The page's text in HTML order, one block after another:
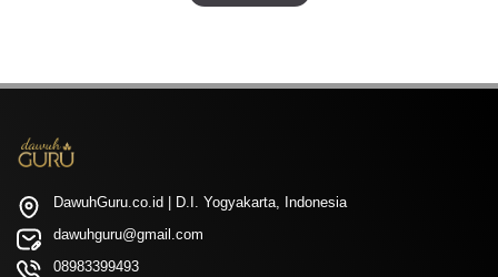
DawuhGuru.co.id | D.I. Yogyakarta, Indonesia
dawuhguru@gmail.com
08983399493